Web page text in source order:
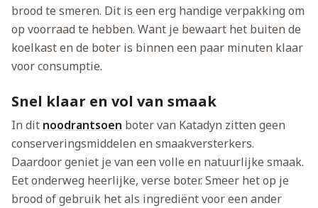
brood te smeren. Dit is een erg handige verpakking om
op voorraad te hebben. Want je bewaart het buiten de
koelkast en de boter is binnen een paar minuten klaar
voor consumptie.
Snel klaar en vol van smaak
In dit noodrantsoen boter van Katadyn zitten geen
conserveringsmiddelen en smaakversterkers.
Daardoor geniet je van een volle en natuurlijke smaak.
Eet onderweg heerlijke, verse boter. Smeer het op je
brood of gebruik het als ingrediënt voor een ander